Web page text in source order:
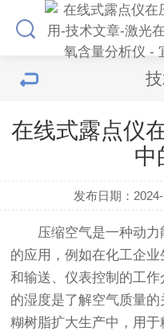
在线式露点仪
中
发布日期：
压缩空气是一种动
的应用，例如在化工企
和输送、仪表控制的工
的湿度是了解空气质量
糊树脂扩大生产中，用